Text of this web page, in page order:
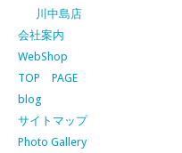
川中島店
会社案内
WebShop
TOP PAGE
blog
サイトマップ
Photo Gallery